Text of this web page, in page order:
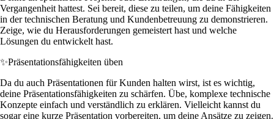
Vergangenheit hattest. Sei bereit, diese zu teilen, um deine Fähigkeiten
in der technischen Beratung und Kundenbetreuung zu demonstrieren.
Zeige, wie du Herausforderungen gemeistert hast und welche
Lösungen du entwickelt hast.
✨Präsentationsfähigkeiten üben
Da du auch Präsentationen für Kunden halten wirst, ist es wichtig,
deine Präsentationsfähigkeiten zu schärfen. Übe, komplexe technische
Konzepte einfach und verständlich zu erklären. Vielleicht kannst du
sogar eine kurze Präsentation vorbereiten, um deine Ansätze zu zeigen.